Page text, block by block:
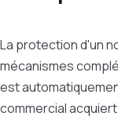
La protection d'un
mécanismes
est
commercial